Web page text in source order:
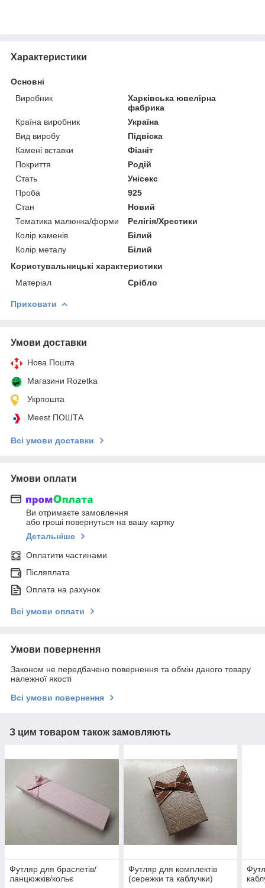
Характеристики
Основні
Виробник
Харківська ювелірна
фабрика
Країна виробник
Україна
Вид виробу
Підвіска
Камені вставки
Фіаніт
Покриття
Родій
Стать
Унісекс
Проба
925
Стан
Новий
Тематика малюнка/форми
Релігія/Хрестики
Колір каменів
Білий
Колір металу
Білий
Користувальницькі характеристики
Матеріал
Срібло
Приховати
Умови доставки
Нова Пошта
Магазини Rozetka
Укрпошта
Meest ПОШТА
Всі умови доставки
Умови оплати
Ви отримаєте замовлення
або гроші повернуться на вашу картку
Детальніше
Оплатити частинами
Післяплата
Оплата на рахунок
Всі умови оплати
Умови повернення
Законом не передбачено повернення та обмін даного товару
належної якості
Всі умови повернення
З цим товаром також замовляють
Футляр для браслетів/
ланцюжків/кольє
Футляр для комплектів
(сережки та каблучки)